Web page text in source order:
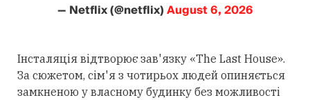
— Netflix (@netflix)August 6, 2026
Інсталяція відтворює зав'язку «The Last House».
За сюжетом, сім'я з чотирьох людей опиняється
замкненою у власному будинку без можливості